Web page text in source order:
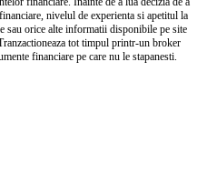
nivelul de experienta si apetitul la
orice alte informatii disponibile pe site
tot timpul printr-un broker
financiare pe care nu le stapanesti.